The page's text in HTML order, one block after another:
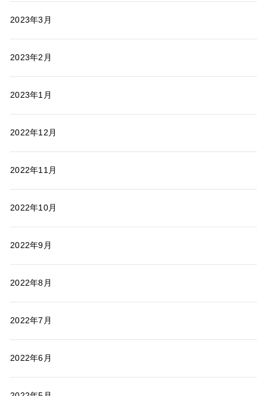
2023年3月
2023年2月
2023年1月
2022年12月
2022年11月
2022年10月
2022年9月
2022年8月
2022年7月
2022年6月